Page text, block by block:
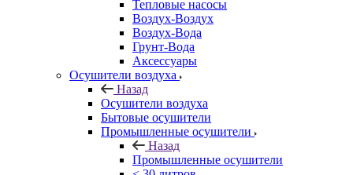
Тепловые насосы
Воздух-Воздух
Воздух-Вода
Грунт-Вода
Аксессуары
Осушители воздуха
Назад
Осушители воздуха
Бытовые осушители
Промышленные осушители
Назад
Промышленные осушители